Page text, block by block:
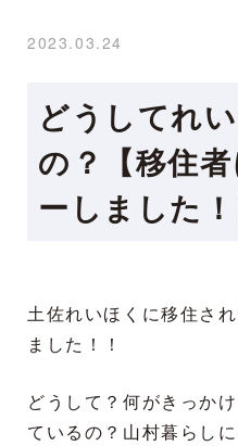
2023.03.24
どうしてれ
の？【移住
ーしました！
土佐れいほくに移住さ
ました！！
どうして？何がきっか
ているの？山村暮らし